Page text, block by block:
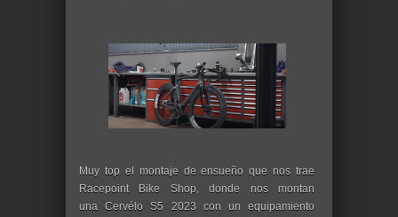
Muy top el montaje de ensueño que nos trae
Racepoint Bike Shop, donde nos montan
una Cervélo S5 2023 con un equipamiento